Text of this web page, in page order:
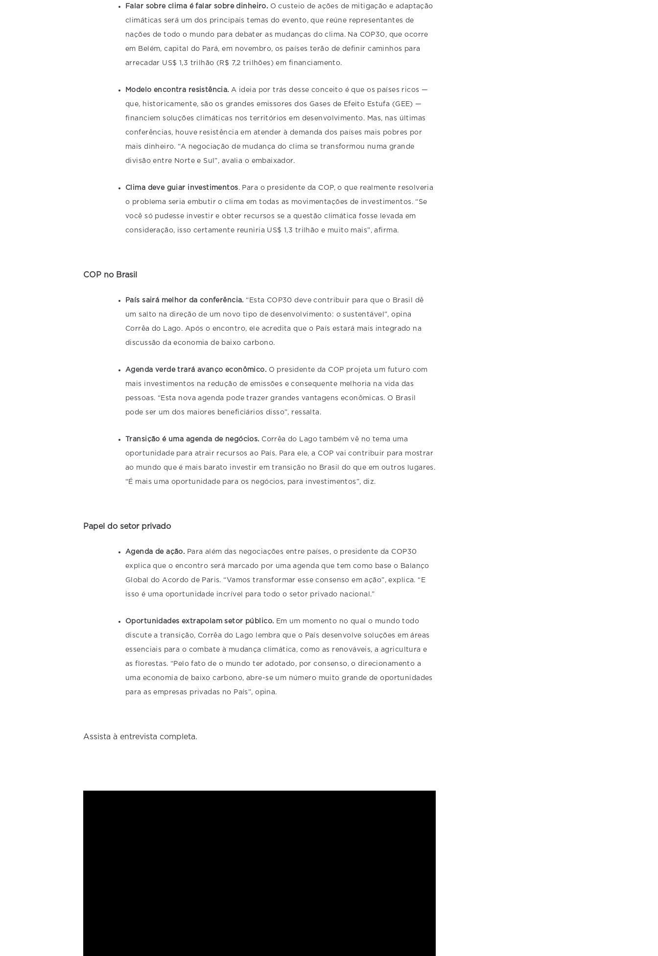
Falar sobre clima é falar sobre dinheiro. O custeio de ações de mitigação e adaptação
climáticas será um dos principais temas do evento, que reúne representantes de
nações de todo o mundo para debater as mudanças do clima. Na COP30, que ocorre
em Belém, capital do Pará, em novembro, os países terão de definir caminhos para
arrecadar US$ 1,3 trilhão (R$ 7,2 trilhões) em financiamento.
Modelo encontra resistência.A ideia por trás desse conceito é que os países ricos —
que, historicamente, são os grandes emissores dos Gases de Efeito Estufa (GEE) —
financiem soluções climáticas nos territórios em desenvolvimento. Mas, nas últimas
conferências, houve resistência em atender à demanda dos países mais pobres por
mais dinheiro. “A negociação de mudança do clima se transformou numa grande
divisão entre Norte e Sul”, avalia o embaixador.
Clima deve guiar investimentos. Para o presidente da COP, o que realmente resolveria
o problema seria embutir o clima em todas as movimentações de investimentos. “Se
você só pudesse investir e obter recursos se a questão climática fosse levada em
consideração, isso certamente reuniria US$ 1,3 trilhão e muito mais”, afirma.
COP no Brasil
País sairá melhor da conferência. “Esta COP30 deve contribuir para que o Brasil dê
um salto na direção de um novo tipo de desenvolvimento: o sustentável”, opina
Corrêa do Lago. Após o encontro, ele acredita que o País estará mais integrado na
discussão da economia de baixo carbono.
Agenda verde trará avanço econômico. O presidente da COP projeta um futuro com
mais investimentos na redução de emissões e consequente melhoria na vida das
pessoas. “Esta nova agenda pode trazer grandes vantagens econômicas. O Brasil
pode ser um dos maiores beneficiários disso”, ressalta.
Transição é uma agenda de negócios. Corrêa do Lago também vê no tema uma
oportunidade para atrair recursos ao País. Para ele, a COP vai contribuir para mostrar
ao mundo que é mais barato investir em transição no Brasil do que em outros lugares.
“É mais uma oportunidade para os negócios, para investimentos”, diz.
Papel do setor privado
Agenda de ação. Para além das negociações entre países, o presidente da COP30
explica que o encontro será marcado por uma agenda que tem como base o Balanço
Global do Acordo de Paris. “Vamos transformar esse consenso em ação”, explica. “E
isso é uma oportunidade incrível para todo o setor privado nacional.”
Oportunidades extrapolam setor público. Em um momento no qual o mundo todo
discute a transição, Corrêa do Lago lembra que o País desenvolve soluções em áreas
essenciais para o combate à mudança climática, como as renováveis, a agricultura e
as florestas. “Pelo fato de o mundo ter adotado, por consenso, o direcionamento a
uma economia de baixo carbono, abre-se um número muito grande de oportunidades
para as empresas privadas no País”, opina.
Assista à entrevista completa.